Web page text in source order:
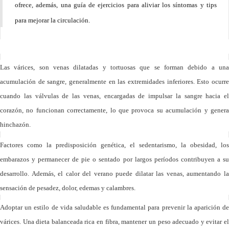
ofrece, además, una guía de ejercicios para aliviar los síntomas y tips
para mejorar la circulación.
Las várices, son venas dilatadas y tortuosas que se forman debido a una
acumulación de sangre, generalmente en las extremidades inferiores. Esto ocurre
cuando las válvulas de las venas, encargadas de impulsar la sangre hacia el
corazón, no funcionan correctamente, lo que provoca su acumulación y genera
hinchazón.
Factores como la predisposición genética, el sedentarismo, la obesidad, los
embarazos y permanecer de pie o sentado por largos períodos contribuyen a su
desarrollo. Además, el calor del verano puede dilatar las venas, aumentando la
sensación de pesadez, dolor, edemas y calambres.
Adoptar un estilo de vida saludable es fundamental para prevenir la aparición de
várices. Una dieta balanceada rica en fibra, mantener un peso adecuado y evitar el